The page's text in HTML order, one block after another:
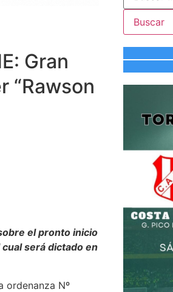
Gran
“Rawson
el pronto inicio
cual será dictado en
ordenanza Nº